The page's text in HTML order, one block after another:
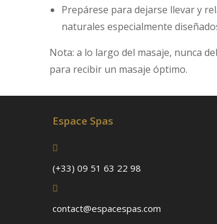
Prepárese para dejarse llevar y
naturales especialmente
Nota: a lo largo del masaje, nunca
para recibir un masaje óptimo.
Espace Spas
(+33) 09 51 63 22 98
contact@espacespas.com